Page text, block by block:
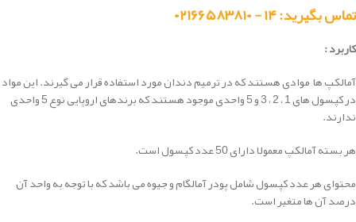
تماس بگیرید: ۱۴ - ۰۲۱۶۶۵۸۳۸۱۰
کاربرد :
آمالکپ ها موادی هستند که در ترمیم دندان مورد استفاده قرار می گیرند. این مواد
در کپسول های 1 ، 2 ، 3 و 5 واحدی موجود هستند که برندهای اروپایی نوع 5 واحدی
ندارند.
هر بسته آمالکپ معمولا دارای 50 عدد کپسول است.
محتوای هر عدد کپسول شامل پودر آمالگام و جیوه می باشد که با توجه به واحد آن
درصد آن ها متغیر است.